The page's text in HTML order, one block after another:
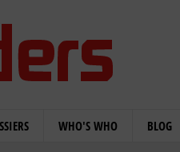
WHO'S WHO BLOG